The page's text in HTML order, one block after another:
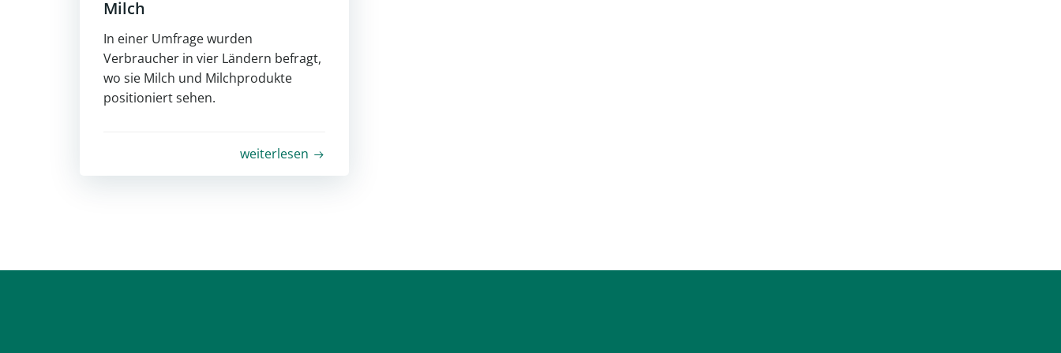
Milch
In einer Umfrage wurden
Verbraucher in vier Ländern befragt,
wo sie Milch und Milchprodukte
positioniert sehen.
weiterlesen